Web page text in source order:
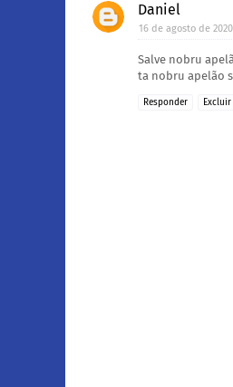
Daniel
16 de agosto de
Salve nobru
ta nobru apelão
Responder Excluir